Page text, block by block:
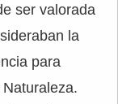
ser valorada
la
para